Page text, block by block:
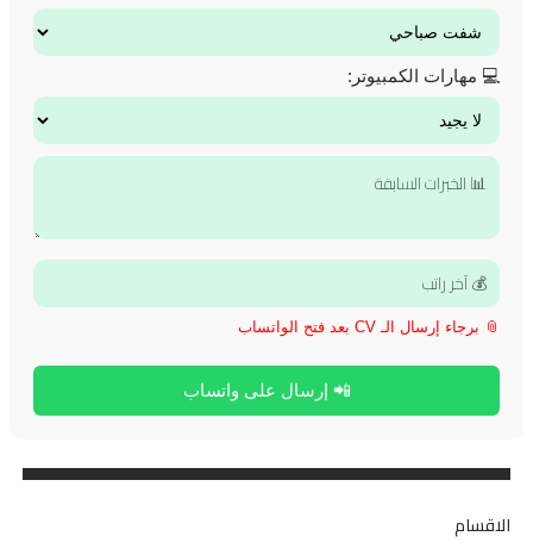
💻 مهارات الكمبيوتر:
📎 برجاء إرسال الـ CV بعد فتح الواتساب
📲 إرسال على واتساب
الاقسام